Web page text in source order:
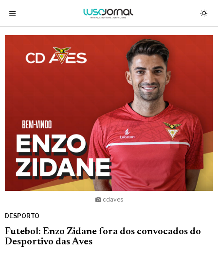
cdaves
DESPORTO
Futebol: Enzo Zidane fora dos convocados do
Desportivo das Aves